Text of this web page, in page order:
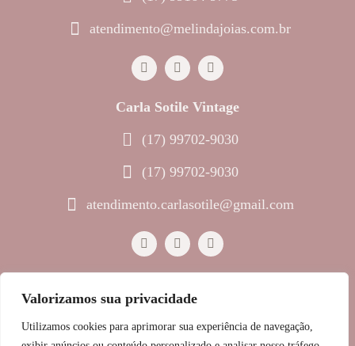
Valorizamos sua privacidade
Utilizamos cookies para aprimorar sua experiência de navegação,
atendimento@melindajoias.com.br
Carla Sotile Vintage
(17) 99702-9030
(17) 99702-9030
atendimento.carlasotile@gmail.com
© 2023 Melinda Joias • Todos os direitos reservados